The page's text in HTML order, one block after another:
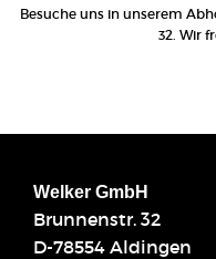
Besuche uns in unserem
32. Wir
Welker GmbH
Brunnenstr. 32
D-78554 Aldingen